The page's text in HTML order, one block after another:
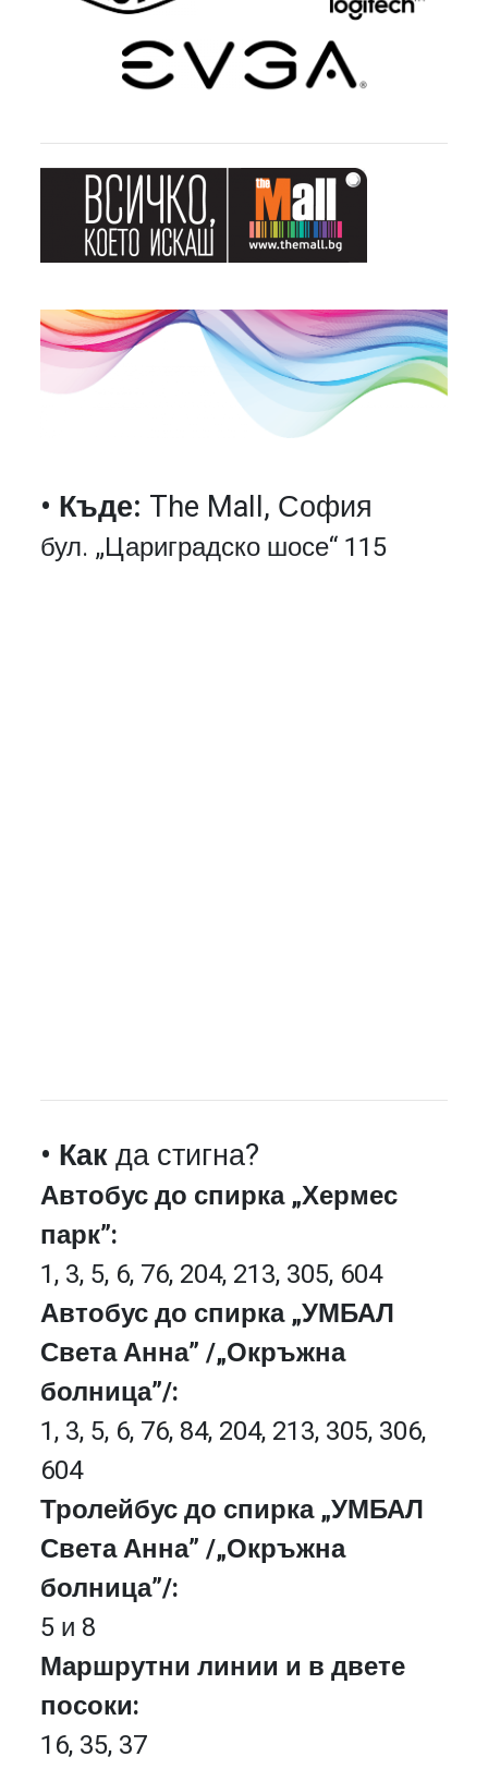
• Къде: The Mall, София
бул. „Цариградско шосе“ 115
• Какда стигна?
Автобус до спирка „Хермес
парк”:
1, 3, 5, 6, 76, 204, 213, 305, 604
Автобус до спирка „УМБАЛ
Света Анна” /„Окръжна
болница”/:
1, 3, 5, 6, 76, 84, 204, 213, 305, 306,
604
Тролейбус до спирка „УМБАЛ
Света Анна” /„Окръжна
болница”/:
5 и 8
Маршрутни линии и в двете
посоки:
16, 35, 37